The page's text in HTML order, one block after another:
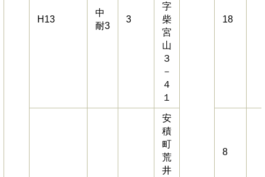
H13
中
耐3
3
字
柴
宮
山
３
－
４
１
18
安
積
町
荒
井
8